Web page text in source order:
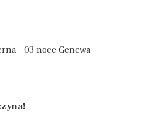
– 03 noce Genewa